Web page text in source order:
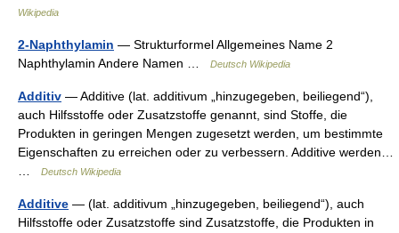
Wikipedia
2-Naphthylamin — Strukturformel Allgemeines Name 2
Naphthylamin Andere Namen …
Deutsch Wikipedia
Additiv — Additive (lat. additivum „hinzugegeben, beiliegend“),
auch Hilfsstoffe oder Zusatzstoffe genannt, sind Stoffe, die
Produkten in geringen Mengen zugesetzt werden, um bestimmte
Eigenschaften zu erreichen oder zu verbessern. Additive werden…
Deutsch Wikipedia
Additive — (lat. additivum „hinzugegeben, beiliegend“), auch
Hilfsstoffe oder Zusatzstoffe sind Zusatzstoffe, die Produkten in